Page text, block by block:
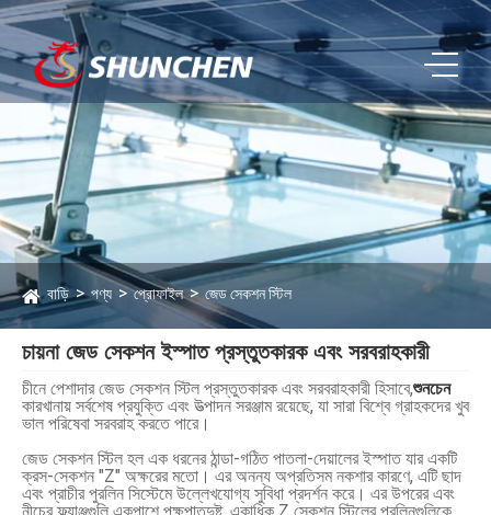
বাড়ি পণ্য প্রোফাইল জেড সেকশন স্টিল
চায়না জেড সেকশন ইস্পাত প্রস্তুতকারক এবং সরবরাহকারী
চীনে পেশাদার জেড সেকশন স্টিল প্রস্তুতকারক এবং সরবরাহকারী হিসাবে,শুনচেন
কারখানায় সর্বশেষ প্রযুক্তি এবং উত্পাদন সরঞ্জাম রয়েছে, যা সারা বিশ্বে গ্রাহকদের খুব
ভাল পরিষেবা সরবরাহ করতে পারে।
জেড সেকশন স্টিল হল এক ধরনের ঠান্ডা-গঠিত পাতলা-দেয়ালের ইস্পাত যার একটি
ক্রস-সেকশন "Z" অক্ষরের মতো। এর অনন্য অপ্রতিসম নকশার কারণে, এটি ছাদ
এবং প্রাচীর পুরলিন সিস্টেমে উল্লেখযোগ্য সুবিধা প্রদর্শন করে। এর উপরের এবং